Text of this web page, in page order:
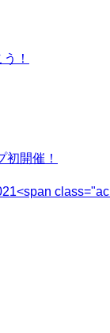
！
開催！